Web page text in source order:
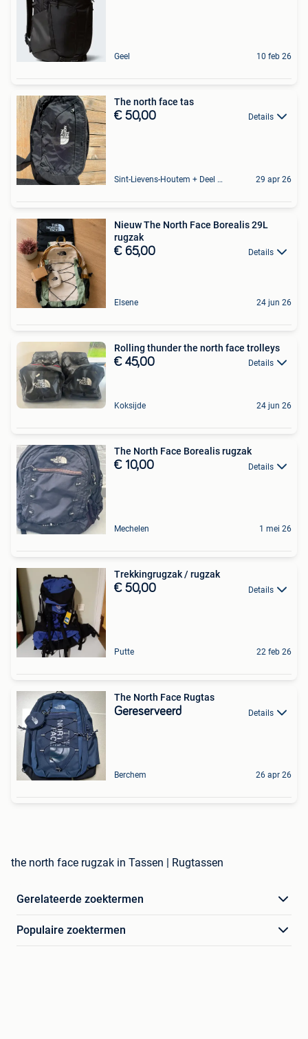
Geel 10 feb 26
The north face tas
€ 50,00 Details
Sint-Lievens-Houtem + Deel Oombergen 29 apr 26
Nieuw The North Face Borealis 29L
rugzak
€ 65,00 Details
Elsene 24 jun 26
Rolling thunder the north face trolleys
€ 45,00 Details
Koksijde 24 jun 26
The North Face Borealis rugzak
€ 10,00 Details
Mechelen 1 mei 26
Trekkingrugzak / rugzak
€ 50,00 Details
Putte 22 feb 26
The North Face Rugtas
Gereserveerd Details
Berchem 26 apr 26
the north face rugzak in Tassen | Rugtassen
Gerelateerde zoektermen
Populaire zoektermen